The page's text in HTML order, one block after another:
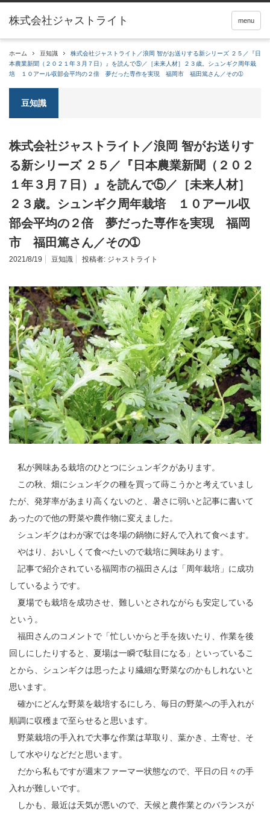
menu
ホーム 豆知識
株式会社ジャストライト／浪岡 智がお送りする新シリーズ ２５／『日
本農業新聞（２０２１年３月７日）』を読んで⑤／［未来人材］２３歳。シュンギク周年栽
培 １０アール収部会平均の２倍 夢だった専作を実現 福岡市 福田篤さん／その➀
豆知識
株式会社ジャストライト／浪岡 智がお送りす
る新シリーズ ２５／『日本農業新聞（２０２
１年３月７日）』を読んで⑤／［未来人材］
２３歳。シュンギク周年栽培 １０アール収
部会平均の２倍 夢だった専作を実現 福岡
市 福田篤さん／その➀
2021/8/19 豆知識 投稿者: ジャストライト
私が興味ある栽培のひとつにシュンギクがあります。
この秋、畑にシュンギクの種を買って蒔こうかと考えていまし
たが、発芽率があまり高くないのと、暑さに弱いと記事に書いて
あったので他の野菜や農作物に変えました。
シュンギクはわが家では冬場の鍋物に好んで入れて食べます。
やはり、おいしくて食べたいので栽培に興味あります。
記事で紹介されている福岡市の福田さんは「周年栽培」に成功
しているようです。
夏場でも栽培を成功させ、難しいとされながらも安定している
という。
福田さんのコメントで「忙しいからと手を抜いたり、作業を後
回しにしたりすると、夏場は一瞬で駄目になる」といっているこ
とから、シュンギクは思ったより繊細な野菜なのかもしれないと
思います。
確かにどんな野菜を栽培するにしろ、毎日の野菜への手入れが
順調に収穫まで至らせると思います。
野菜栽培の手入れで大事な作業は草取り、葉かき、土寄せ、そ
して水やりなどだと思います。
だから私もですが週末ファーマー状態なので、平日の日々の手
入れが難しいです。
しかも、最近は天気が悪いので、天候と農作業とのバランスが